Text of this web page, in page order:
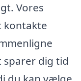
Vores
kontakte
sparer dig tid